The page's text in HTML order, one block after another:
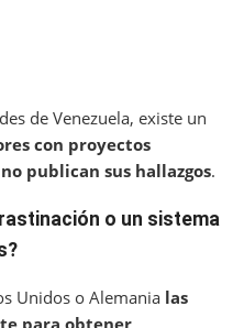
de Venezuela, existe un
con proyectos
no publican sus hallazgos.
o un sistema
Unidos o Alemania las